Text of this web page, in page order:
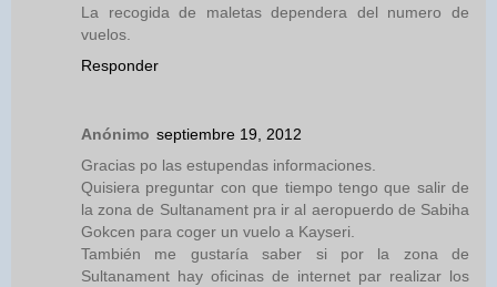
La recogida de maletas dependera del numero de
vuelos.
Responder
Anónimo septiembre 19, 2012
Gracias po las estupendas informaciones.
Quisiera preguntar con que tiempo tengo que salir de
la zona de Sultanament pra ir al aeropuerdo de Sabiha
Gokcen para coger un vuelo a Kayseri.
También me gustaría saber si por la zona de
Sultanament hay oficinas de internet par realizar los